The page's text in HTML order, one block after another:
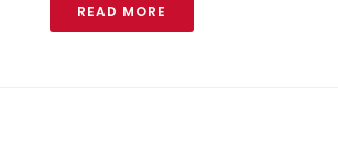
READ MORE